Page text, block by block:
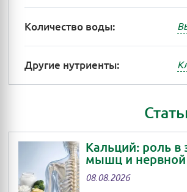
Количество воды:
Другие нутриенты:
Кальций: роль в
мышц и нервной
08.08.2026